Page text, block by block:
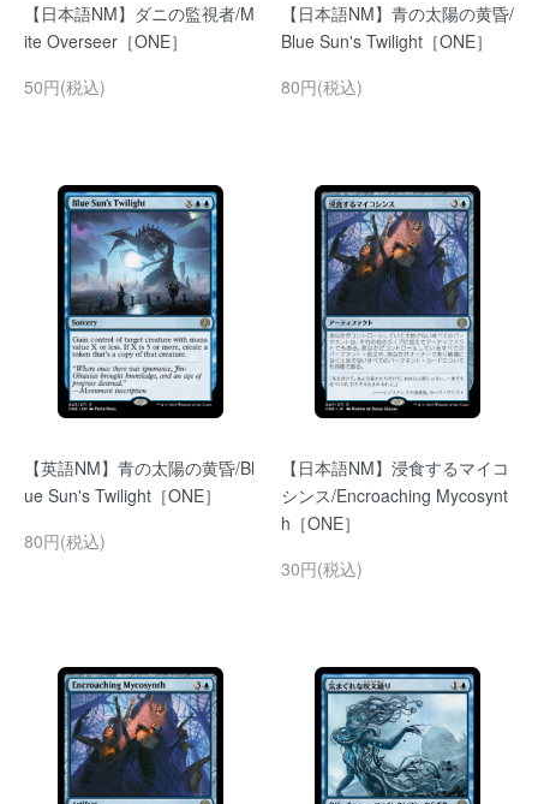
【日本語NM】ダニの監視者/M
ite Overseer［ONE］
50円(税込)
【日本語NM】青の太陽の黄昏/
Blue Sun's Twilight［ONE］
80円(税込)
【英語NM】青の太陽の黄昏/Bl
ue Sun's Twilight［ONE］
80円(税込)
【日本語NM】浸食するマイコ
シンス/Encroaching Mycosynt
h［ONE］
30円(税込)